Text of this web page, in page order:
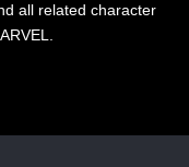
all related character